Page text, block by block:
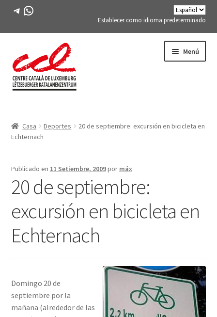
Telegrama
WhatsApp
Establecer como idioma predeterminado
la
navegación
al
contenido
Menú
menu
ACTIVIDADES
Expand
MIEMBROS DE FES-TE
LIBRO
INICIAR SESIÓN
Casa Deportes
20 de septiembre: excursión en bicicleta en
Echternach
Publicado en 11 Setiembre, 2009por máx
20 de septiembre:
excursión en bicicleta en
Echternach
Domingo 20 de
septiembre por la
mañana (alrededor de las